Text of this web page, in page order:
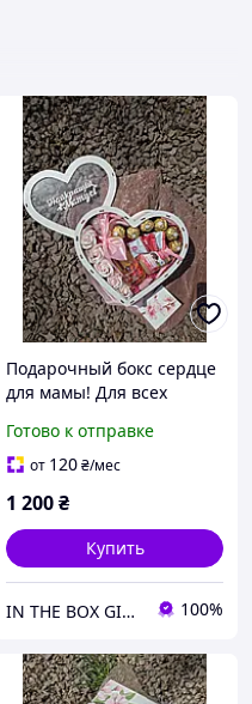
Подарочный бокс сердце
для мамы! Для всех
Универсальный подарок
маме!
Готово к отправке
от 120₴/мес
1 200₴
Купить
IN THE BOX GIFT Подарункові бокси до будь-яких свят! 100%